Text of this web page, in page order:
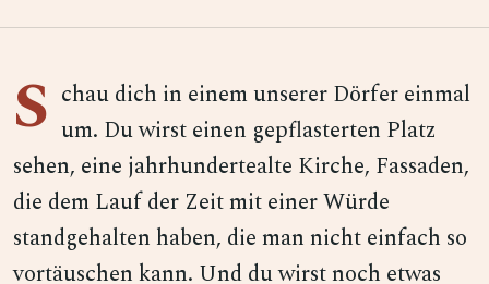
S chau dich in einem unserer Dörfer einmal
um. Du wirst einen gepflasterten Platz
sehen, eine jahrhundertealte Kirche, Fassaden,
die dem Lauf der Zeit mit einer Würde
standgehalten haben, die man nicht einfach so
vortäuschen kann. Und du wirst noch etwas